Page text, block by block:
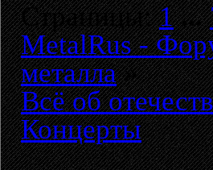
Страницы:1 ...
MetalRus -
металла»
Всё об
Концерты